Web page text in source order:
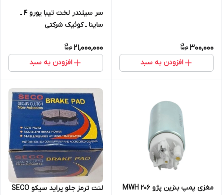
300,000
افزودن به سبد
سر سیلندر لخت تیبا یورو ۴ ـ
ساینا ـ کوئیک شرکتی
21,000,000
افزودن به سبد
مغزی پمپ بنزین پژو ۲۰۶ MWH
لنت ترمز جلو پراید سیکو SECO